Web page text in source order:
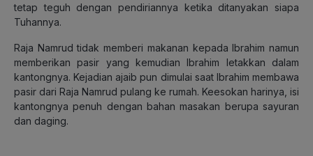
tetap teguh dengan pendiriannya ketika ditanyakan siapa
Tuhannya.
Raja Namrud tidak memberi makanan kepada Ibrahim namun
memberikan pasir yang kemudian Ibrahim letakkan dalam
kantongnya. Kejadian ajaib pun dimulai saat Ibrahim membawa
pasir dari Raja Namrud pulang ke rumah. Keesokan harinya, isi
kantongnya penuh dengan bahan masakan berupa sayuran
dan daging.